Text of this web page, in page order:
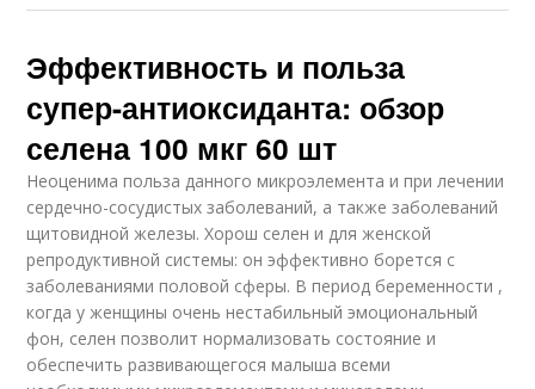
Эффективность и польза
супер-антиоксиданта: обзор
селена 100 мкг 60 шт
Неоценима польза данного микроэлемента и при лечении
сердечно-сосудистых заболеваний, а также заболеваний
щитовидной железы. Хорош селен и для женской
репродуктивной системы: он эффективно борется с
заболеваниями половой сферы. В период беременности ,
когда у женщины очень нестабильный эмоциональный
фон, селен позволит нормализовать состояние и
обеспечить развивающегося малыша всеми